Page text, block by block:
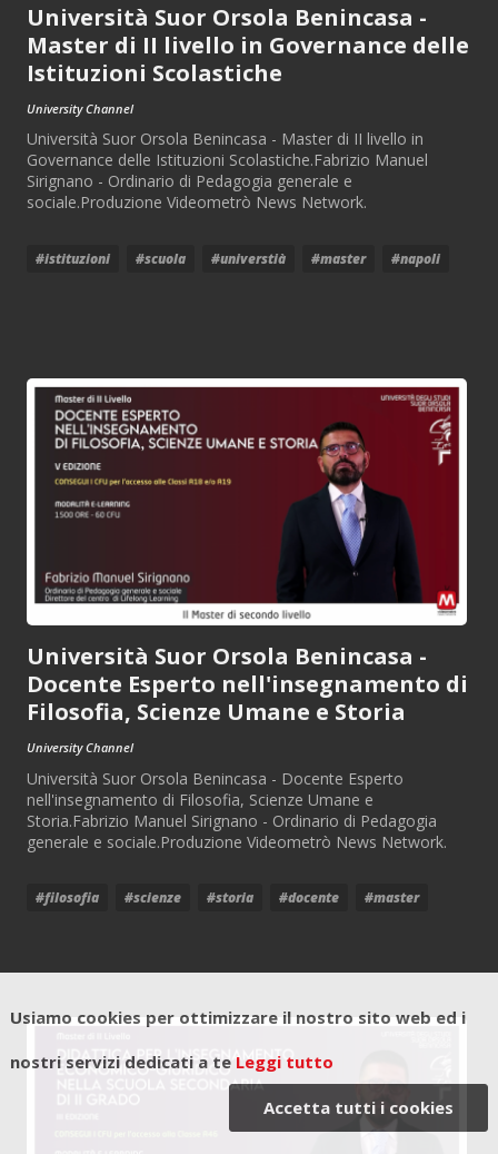
Usiamo cookies per ottimizzare il nostro sito web ed i
nostri servizi dedicati a te Leggi tutto
Accetta tutti i cookies
Università Suor Orsola Benincasa -
Master di II livello in Governance delle
Istituzioni Scolastiche
University Channel
Università Suor Orsola Benincasa - Master di II livello in
Governance delle Istituzioni Scolastiche.Fabrizio Manuel
Sirignano - Ordinario di Pedagogia generale e
sociale.Produzione Videometrò News Network.
#istituzioni #scuola #universtià #master #napoli
Università Suor Orsola Benincasa -
Docente Esperto nell'insegnamento di
Filosofia, Scienze Umane e Storia
University Channel
Università Suor Orsola Benincasa - Docente Esperto
nell'insegnamento di Filosofia, Scienze Umane e
Storia.Fabrizio Manuel Sirignano - Ordinario di Pedagogia
generale e sociale.Produzione Videometrò News Network.
#filosofia #scienze #storia #docente #master